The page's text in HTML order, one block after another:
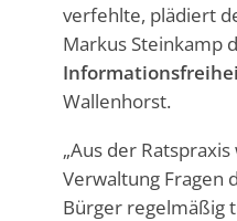
verfehlte, plädiert
Markus Steinkamp
Wallenhorst.
„Aus der
Verwaltung Fragen
Bürger regelmäßig